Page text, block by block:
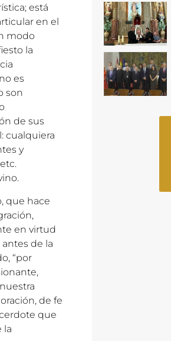
está
en el
modo
la
es
son
de sus
cualquiera
y
que hace
en virtud
de la
“por
de fe
que
la